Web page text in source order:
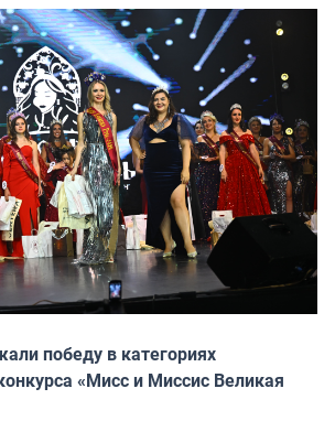
победу в категориях
«Мисс и Миссис Великая